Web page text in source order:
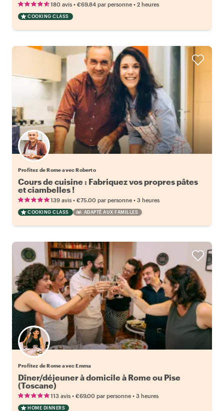
180 avis • €69.84 par personne • 2 heures
COOKING CLASS
Profitez de Rome avec Roberto
Cours de cuisine : Fabriquez vos propres pâtes
et ciambelles !
139 avis • €75.00 par personne • 3 heures
COOKING CLASS ADAPTÉ AUX FAMILLES
Profitez de Rome avec Emma
Dîner/déjeuner à domicile à Rome ou Pise
(Toscane)
113 avis • €69.00 par personne • 3 heures
HOME DINNERS